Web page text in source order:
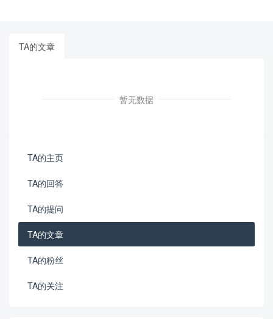
TA的文章
暂无数据
TA的主页
TA的回答
TA的提问
TA的文章
TA的粉丝
TA的关注